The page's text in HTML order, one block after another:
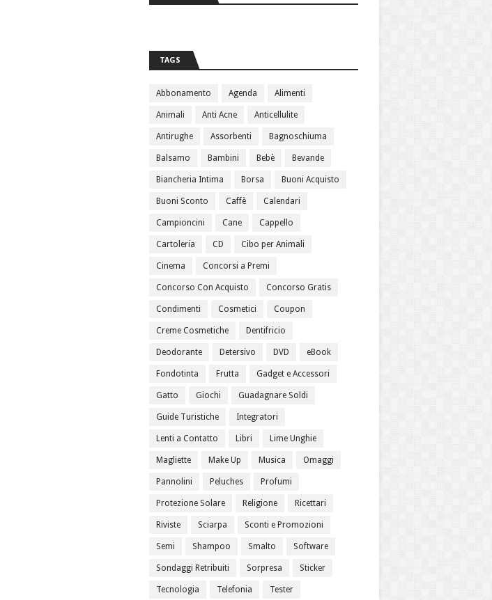
TAGS
Abbonamento Agenda Alimenti
Animali Anti Acne Anticellulite
Antirughe Assorbenti Bagnoschiuma
Balsamo Bambini Bebè Bevande
Biancheria Intima Borsa Buoni Acquisto
Buoni Sconto Caffè Calendari
Campioncini Cane Cappello
Cartoleria CD Cibo per Animali
Cinema Concorsi a Premi
Concorso Con Acquisto Concorso Gratis
Condimenti Cosmetici Coupon
Creme Cosmetiche Dentifricio
Deodorante Detersivo DVD eBook
Fondotinta Frutta Gadget e Accessori
Gatto Giochi Guadagnare Soldi
Guide Turistiche Integratori
Lenti a Contatto Libri Lime Unghie
Magliette Make Up Musica Omaggi
Pannolini Peluches Profumi
Protezione Solare Religione Ricettari
Riviste Sciarpa Sconti e Promozioni
Semi Shampoo Smalto Software
Sondaggi Retribuiti Sorpresa Sticker
Tecnologia Telefonia Tester